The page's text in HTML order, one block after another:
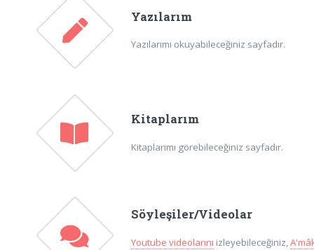
Yazılarım
Yazılarımı okuyabileceğiniz sayfadır.
Kitaplarım
Kitaplarımı görebileceğiniz sayfadır.
Söyleşiler/Videolar
Youtube videolarını izleyebileceğiniz,